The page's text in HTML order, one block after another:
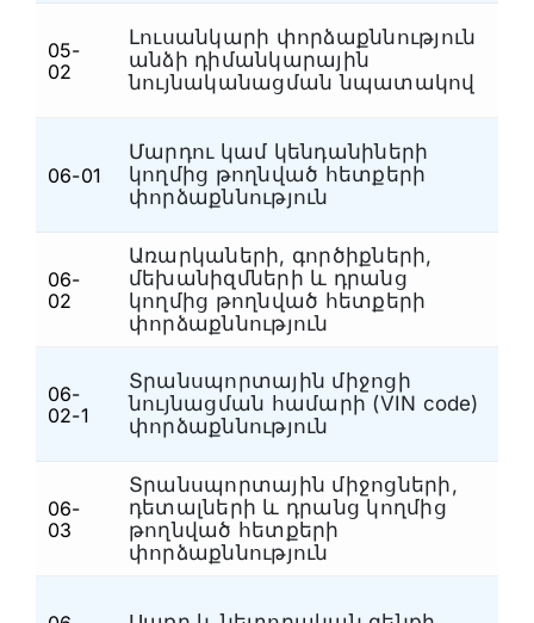
05-
02
Լուսանկարի փորձաքննություն
անձի դիմանկարային
նույնականացման նպատակով
06-01
Մարդու կամ կենդանիների
կողմից թողնված հետքերի
փորձաքննություն
06-
02
Առարկաների, գործիքների,
մեխանիզմների և դրանց
կողմից թողնված հետքերի
փորձաքննություն
06-
02-1
Տրանսպորտային միջոցի
նույնացման համարի (VIN code)
փորձաքննություն
06-
03
Տրանսպորտային միջոցների,
դետալների և դրանց կողմից
թողնված հետքերի
փորձաքննություն